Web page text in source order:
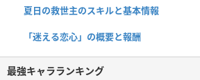
夏日の救世主のスキルと基本情報
「迷える恋心」の概要と報酬
最強キャラランキング